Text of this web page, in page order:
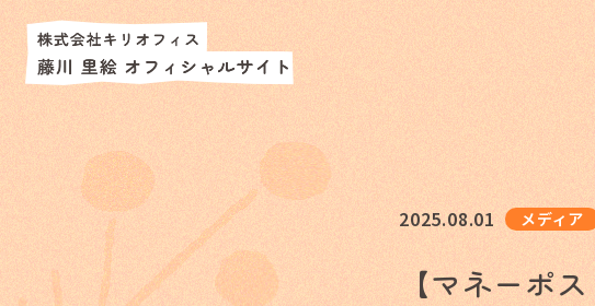
2025.08.01 メディア
【マネーポ